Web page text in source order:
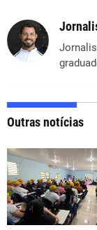
Outras notícias